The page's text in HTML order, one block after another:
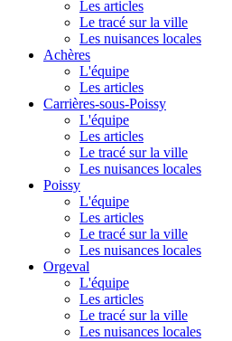
Les articles
Le tracé sur la ville
Les nuisances locales
Achères
L'équipe
Les articles
Carrières-sous-Poissy
L'équipe
Les articles
Le tracé sur la ville
Les nuisances locales
Poissy
L'équipe
Les articles
Le tracé sur la ville
Les nuisances locales
Orgeval
L'équipe
Les articles
Le tracé sur la ville
Les nuisances locales